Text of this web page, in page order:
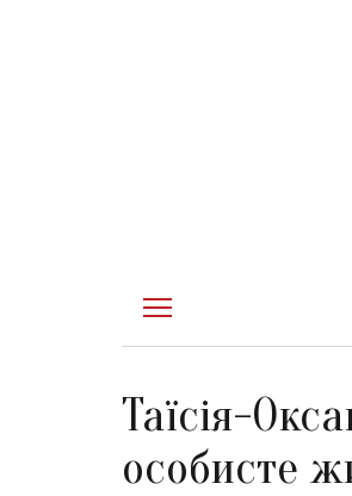
Таїсія-
особисте